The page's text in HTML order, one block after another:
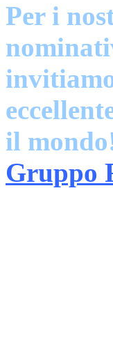
Per i
il
Gruppo